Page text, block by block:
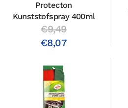
Protecton
Kunststofspray 400ml
€9,49
€8,07